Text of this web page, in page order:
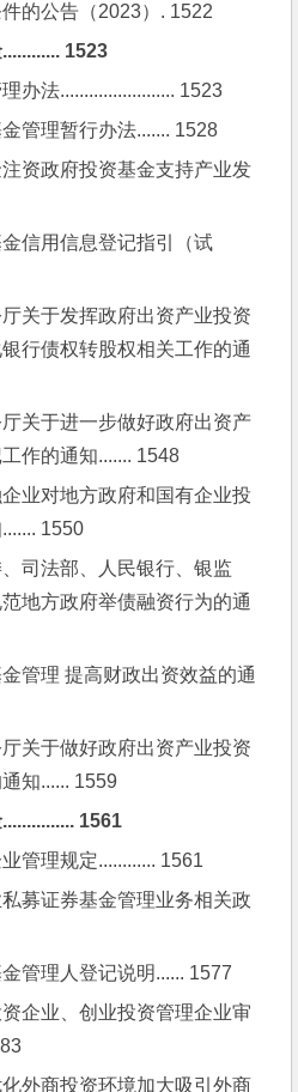
的公告（2023）. 1522
1523
办法........................ 1523
管理暂行办法....... 1528
资政府投资基金支持产业发
信用信息登记指引（试
关于发挥政府出资产业投资
行债权转股权相关工作的通
关于进一步做好政府出资产
作的通知....... 1548
业对地方政府和国有企业投
1550
司法部、人民银行、银监
地方政府举债融资行为的通
管理 提高财政出资效益的通
关于做好政府出资产业投资
知...... 1559
1561
管理规定............ 1561
募证券基金管理业务相关政
管理人登记说明...... 1577
企业、创业投资管理企业审
外商投资环境加大吸引外商